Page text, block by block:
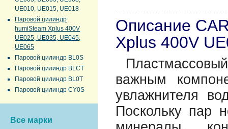
UE010, UE015, UE018
Паровой цилиндр
humiSteam Xplus 400V
UE025, UE035, UE045,
UE065
Паровой цилиндр BL0S
Паровой цилиндр BLCT
Паровой цилиндр BL0T
Паровой цилиндр CY0S
Все марки
Описание
Xplus 400V
важным
увлажнителя
Поскольку пар